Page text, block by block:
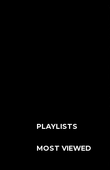
PLAYLISTS
MOST VIEWED